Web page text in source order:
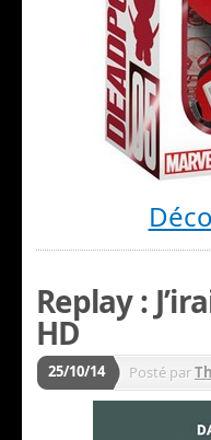
Replay :
HD
25/10/14 Posté par